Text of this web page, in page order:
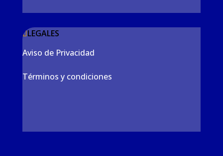
LEGALES
Aviso de Privacidad
Términos y condiciones